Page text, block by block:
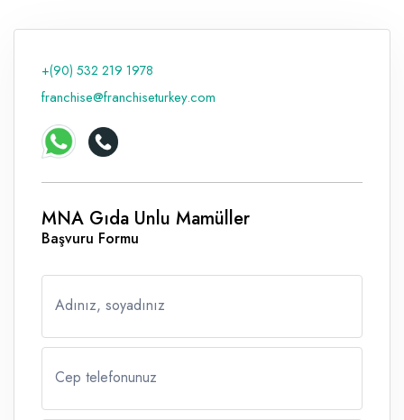
+(90) 532 219 1978
franchise@franchiseturkey.com
MNA Gıda Unlu Mamüller
Başvuru Formu
Adınız, soyadınız
Cep telefonunuz